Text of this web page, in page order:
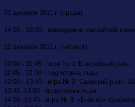
21 декабря 2011 г. (среда)
14:00 - 18:00 - проведение мандатной
22 декабря 2011 г. (четверг)
10:00 - 11:45 - игра № 1: Енисейский р-он -
11:45 - 12:00 - подготовка льда
12:00 - 13:45 - игра № 2: Саянский р-он -
13:45 -14:00 - подготовка льда
14:00 -15:45 - игра № 3: «Енисей»